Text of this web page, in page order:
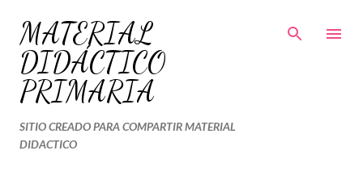
Ir al contenido principal
MATERIAL
DIDÁCTICO
PRIMARIA
SITIO CREADO PARA COMPARTIR MATERIAL
DIDACTICO